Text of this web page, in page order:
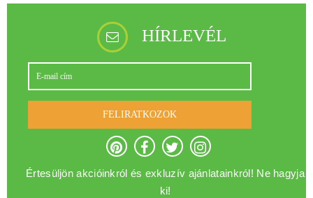
HÍRLEVÉL
FELIRATKOZOK
Értesüljön akcióinkról és exkluzív ajánlatainkról! Ne hagyja
ki!